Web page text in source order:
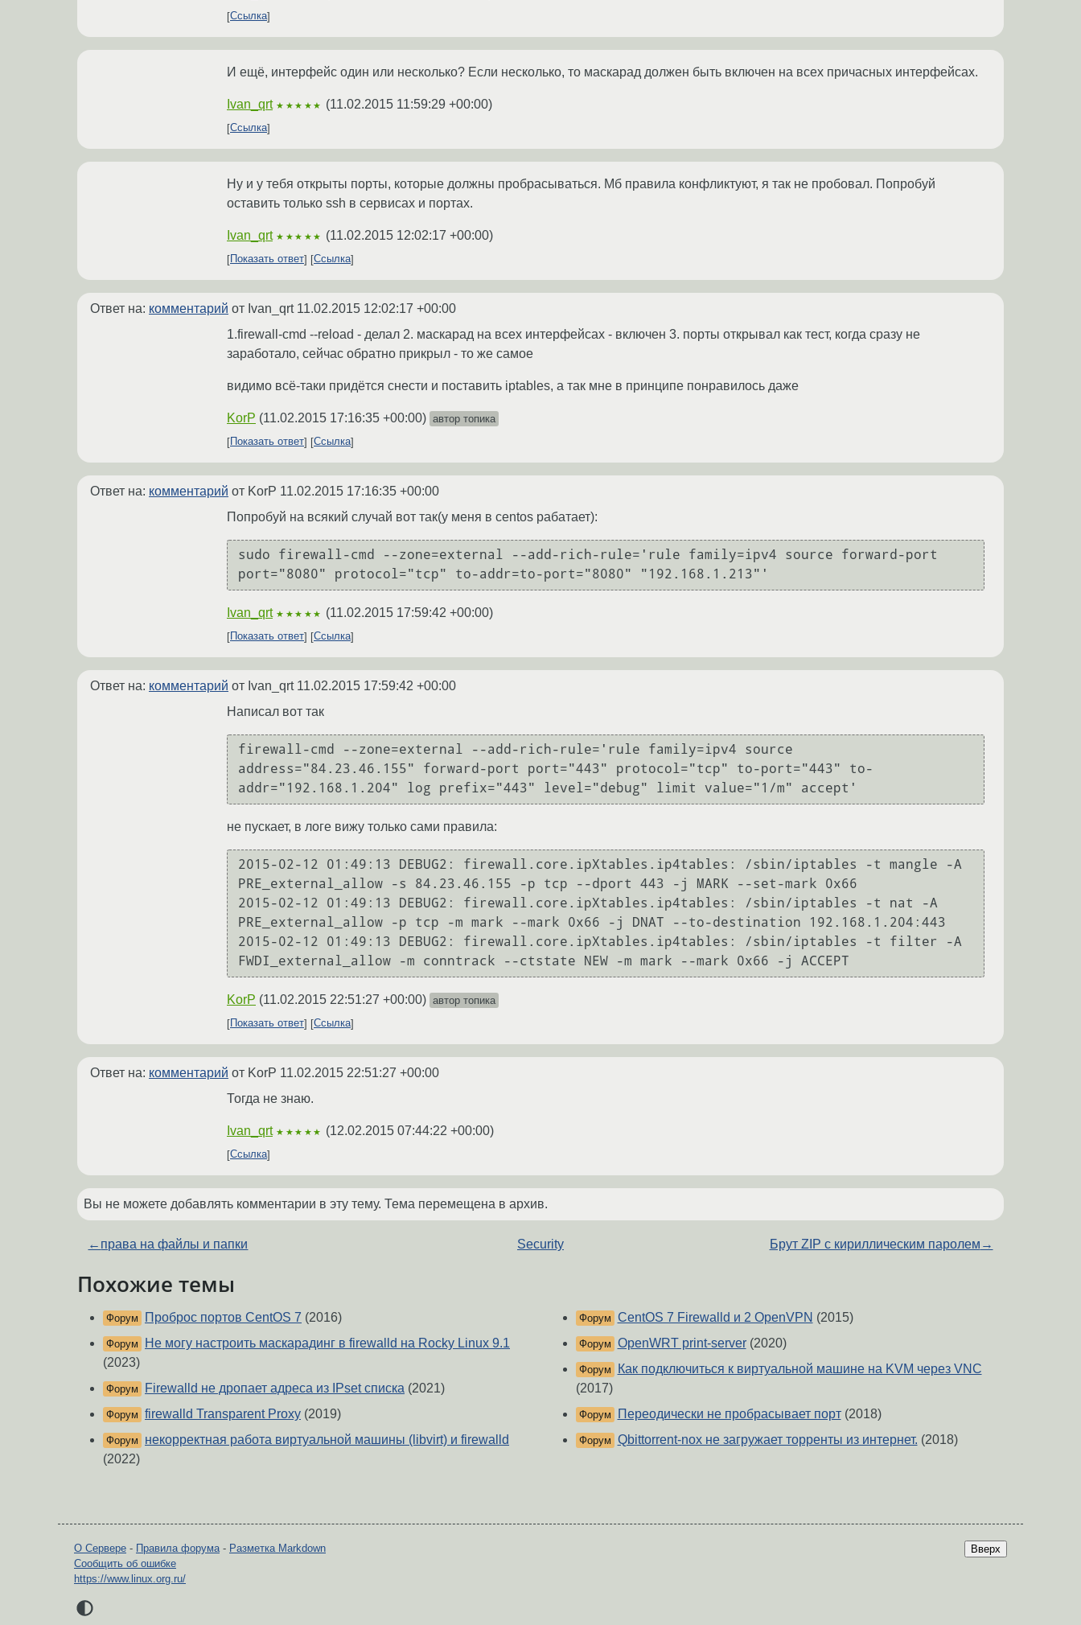
Ссылка
И ещё, интерфейс один или несколько? Если несколько, то маскарад должен быть включен на всех причасных интерфейсах.
Ivan_qrt ★★★★★ (11.02.2015 11:59:29 +00:00)
Ссылка
Ну и у тебя открыты порты, которые должны пробрасываться. Мб правила конфликтуют, я так не пробовал. Попробуй
оставить только ssh в сервисах и портах.
Ivan_qrt ★★★★★ (11.02.2015 12:02:17 +00:00)
Показать ответ Ссылка
Ответ на: комментарий от Ivan_qrt 11.02.2015 12:02:17 +00:00
1.firewall-cmd --reload - делал 2. маскарад на всех интерфейсах - включен 3. порты открывал как тест, когда сразу не
заработало, сейчас обратно прикрыл - то же самое
видимо всё-таки придётся снести и поставить iptables, а так мне в принципе понравилось даже
KorP (11.02.2015 17:16:35 +00:00) автор топика
Показать ответ
Ссылка
Ответ на: комментарий от KorP 11.02.2015 17:16:35 +00:00
Попробуй на всякий случай вот так(у меня в centos рабатает):
sudo firewall-cmd --zone=external --add-rich-rule='rule family=ipv4 source forward-port
Ivan_qrt ★★★★★ (11.02.2015 17:59:42 +00:00)
Показать ответ Ссылка
Ответ на: комментарий от Ivan_qrt 11.02.2015 17:59:42 +00:00
Написал вот так
firewall-cmd --zone=external --add-rich-rule='rule family=ipv4 source
address="84.23.46.155" forward-port port="443" protocol="tcp" to-port="443" to-
addr="192.168.1.204" log prefix="443" level="debug" limit value="1/m" accept'
не пускает, в логе вижу только сами правила:
2015-02-12 01:49:13 DEBUG2: firewall.core.ipXtables.ip4tables: /sbin/iptables -t mangle -A
PRE_external_allow -s 84.23.46.155 -p tcp --dport 443 -j MARK --set-mark 0x66
2015-02-12 01:49:13 DEBUG2: firewall.core.ipXtables.ip4tables: /sbin/iptables -t nat -A
PRE_external_allow -p tcp -m mark --mark 0x66 -j DNAT --to-destination 192.168.1.204:443
2015-02-12 01:49:13 DEBUG2: firewall.core.ipXtables.ip4tables: /sbin/iptables -t filter -A
KorP (11.02.2015 22:51:27 +00:00) автор топика
Показать ответ
Ссылка
Ответ на: комментарий от KorP 11.02.2015 22:51:27 +00:00
Тогда не знаю.
Ivan_qrt ★★★★★ (12.02.2015 07:44:22 +00:00)
Ссылка
Вы не можете добавлять комментарии в эту тему. Тема перемещена в архив.
← права на файлы и папки Security Брут ZIP с кириллическим паролем →
Похожие темы
Форум Проброс портов CentOS 7 (2016)
Форум
Не могу настроить маскарадинг в firewalld на Rocky Linux 9.1
(2023)
Форум Firewalld не дропает адреса из IPset списка (2021)
Форум firewalld Transparent Proxy (2019)
Форум
некорректная работа виртуальной машины (libvirt) и firewalld
(2022)
Форум CentOS 7 Firewalld и 2 OpenVPN (2015)
Форум OpenWRT print-server(2020)
Форум
Как подключиться к виртуальной машине на KVM через VNC
(2017)
Форум Переодически не пробрасывает порт(2018)
Форум Qbittorrent-nox не загружает торренты из интернет. (2018)
Вверх
О Сервере - Правила форума- Разметка Markdown
Сообщить об ошибке
https://www.linux.org.ru/